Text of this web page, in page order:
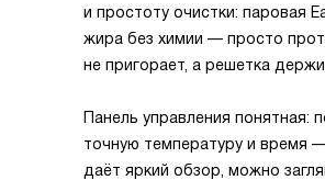
и простоту очистки: паровая
жира без химии — просто
не пригорает, а решетка
Панель управления понятная:
точную температуру и время
даёт яркий обзор, можно